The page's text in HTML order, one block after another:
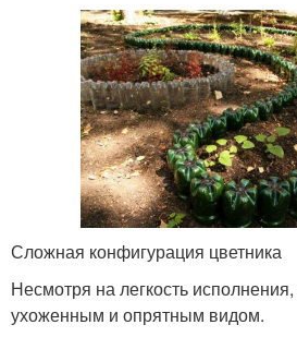
Сложная конфигурация цветника
Несмотря на легкость исполнения,
ухоженным и опрятным видом.